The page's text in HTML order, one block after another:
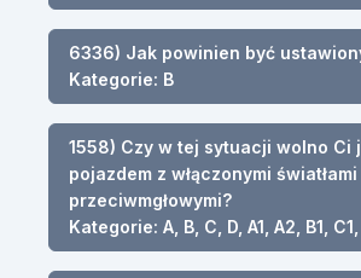
6336) Jak powinien być
Kategorie: B
1558) Czy w tej sytuacji wolno Ci
pojazdem z włączonymi światłami
przeciwmgłowymi?
Kategorie: A, B, C, D, A1, A2, B1, C1,